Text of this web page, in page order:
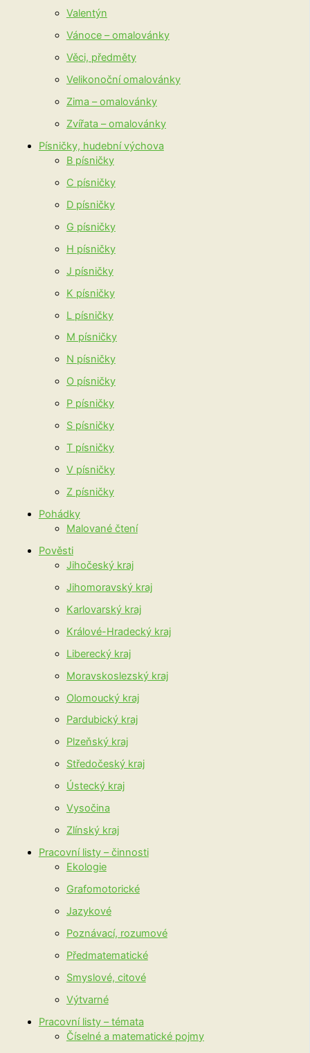
Valentýn
Vánoce – omalovánky
Věci, předměty
Velikonoční omalovánky
Zima – omalovánky
Zvířata – omalovánky
Písničky, hudební výchova
B písničky
C písničky
D písničky
G písničky
H písničky
J písničky
K písničky
L písničky
M písničky
N písničky
O písničky
P písničky
S písničky
T písničky
V písničky
Z písničky
Pohádky
Malované čtení
Pověsti
Jihočeský kraj
Jihomoravský kraj
Karlovarský kraj
Králové-Hradecký kraj
Liberecký kraj
Moravskoslezský kraj
Olomoucký kraj
Pardubický kraj
Plzeňský kraj
Středočeský kraj
Ústecký kraj
Vysočina
Zlínský kraj
Pracovní listy – činnosti
Ekologie
Grafomotorické
Jazykové
Poznávací, rozumové
Předmatematické
Smyslové, citové
Výtvarné
Pracovní listy – témata
Číselné a matematické pojmy